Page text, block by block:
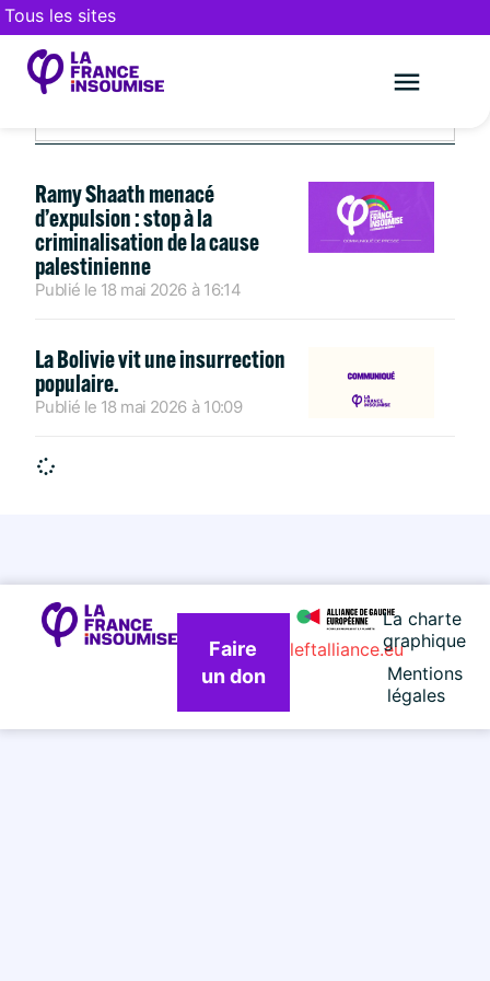
Tous les sites
MAI 18, 2026
Ramy Shaath menacé
d’expulsion : stop à la
criminalisation de la cause
palestinienne
Publié le 18 mai 2026 à 16:14
La Bolivie vit une insurrection
populaire.
Publié le 18 mai 2026 à 10:09
Faire
un don
La charte
graphique
Mentions
légales
leftalliance.eu